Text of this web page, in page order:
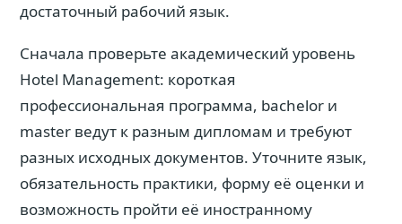
достаточный рабочий язык.
Сначала проверьте академический уровень
Hotel Management: короткая
профессиональная программа, bachelor и
master ведут к разным дипломам и требуют
разных исходных документов. Уточните язык,
обязательность практики, форму её оценки и
возможность пройти её иностранному